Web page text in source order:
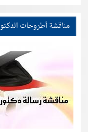
مناقشة أطروحات